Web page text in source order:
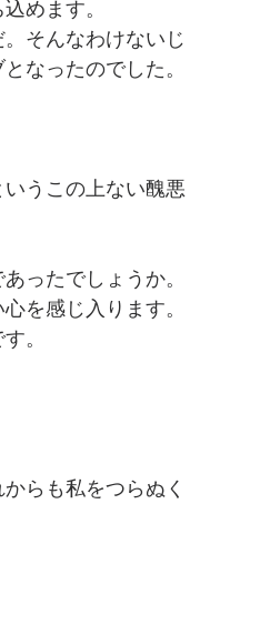
めます。
そんなわけないじ
なったのでした。
うこの上ない醜悪
ったでしょうか。
を感じ入ります。
。
らも私をつらぬく